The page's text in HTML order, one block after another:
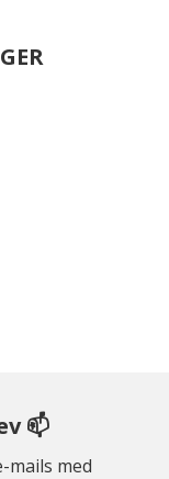
📫
mails med